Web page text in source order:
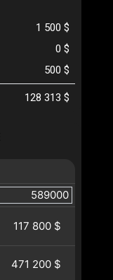
117 800 $
471 200 $
1 500 $
0 $
500 $
128 313 $